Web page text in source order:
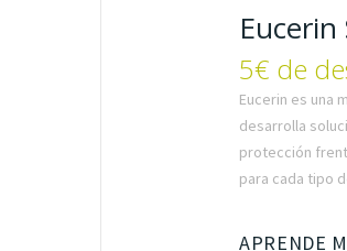
Eucerin
5€ de
Eucerin es una
desarrolla
protección
para cada tipo
APRENDE